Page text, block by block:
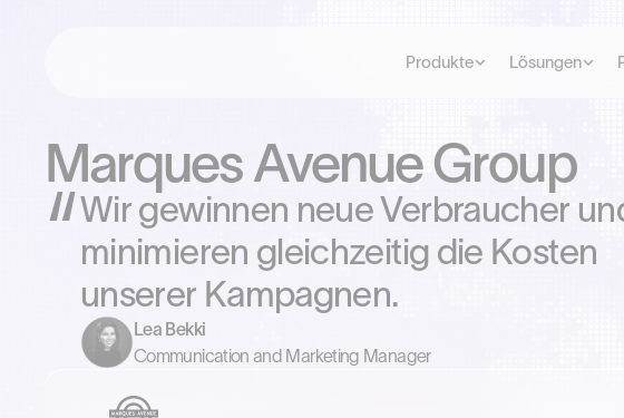
Produkte Lösungen
Marques Avenue Group
Wir gewinnen neue Verbraucher
minimieren gleichzeitig die Kosten
unserer Kampagnen.
Lea Bekki
Communication and Marketing Manager